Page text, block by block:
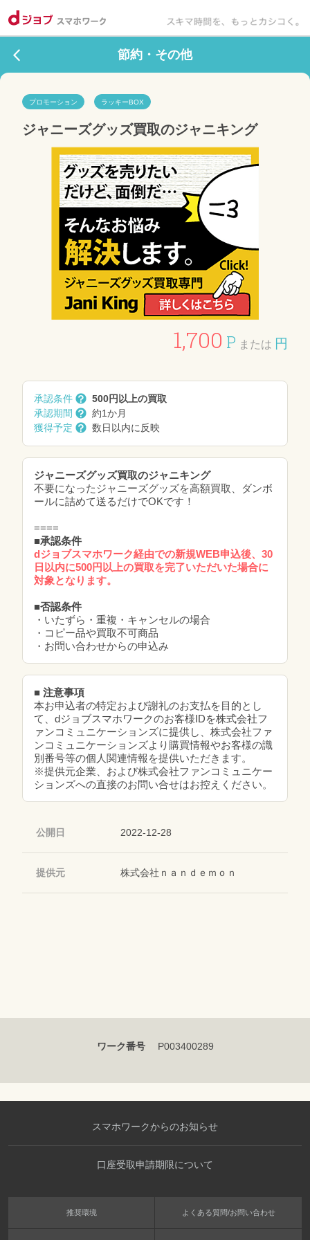
節約・その他
プロモーション ラッキーBOX
ジャニーズグッズ買取のジャニキング
1,700 P または 円
承認条件
500円以上の買取
承認期間
約1か月
獲得予定
数日以内に反映
ジャニーズグッズ買取のジャニキング
不要になったジャニーズグッズを高額買取、ダンボ
ールに詰めて送るだけでOKです！
====
■承認条件
dジョブスマホワーク経由での新規WEB申込後、30
日以内に500円以上の買取を完了いただいた場合に
対象となります。
■否認条件
・いたずら・重複・キャンセルの場合
・コピー品や買取不可商品
・お問い合わせからの申込み
■ 注意事項
本お申込者の特定および謝礼のお支払を目的とし
て、dジョブスマホワークのお客様IDを株式会社フ
ァンコミュニケーションズに提供し、株式会社ファ
ンコミュニケーションズより購買情報やお客様の識
別番号等の個人関連情報を提供いただきます。
※提供元企業、および株式会社ファンコミュニケー
ションズへの直接のお問い合せはお控えください。
公開日 2022-12-28
提供元 株式会社ｎａｎｄｅｍｏｎ
ワーク番号 P003400289
スマホワークからのお知らせ
口座受取申請期限について
推奨環境 よくある質問/お問い合わせ